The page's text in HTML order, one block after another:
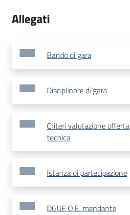
Allegati
Bando di gara
Disciplinare di gara
Criteri valutazione offerta
tecnica
Istanza di partecipazione
DGUE O.E. mandante